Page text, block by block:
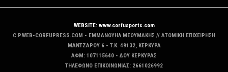
WEBSITE: www.corfusports.com
C.P.WEB-CORFUPRESS.COM - ΕΜΜΑΝΟΥΗΛ ΜΕΘΥΜΑΚΗΣ // ΑΤΟΜΙΚΗ ΕΠΙΧΕΙΡΗΣΗ
MANTZAΡΟΥ 6 - T.K. 49132, ΚΕΡΚΥΡΑ
ΑΦΜ: 107115640 - ΔΟΥ ΚΕΡΚΥΡΑΣ
ΤΗΛΕΦΩΝΟ ΕΠΙΚΟΙΝΩΝΙΑΣ: 2661026992